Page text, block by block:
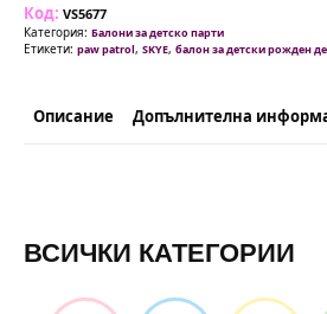
(Paw
Patrol)
SKYE
-
фолио
35
Код: VS5677
Категория: Балони за детско парти
Етикети: paw patrol, SKYE, балон за детски рожден
Описание Допълнителна
ВСИЧКИ КАТЕГОРИИ